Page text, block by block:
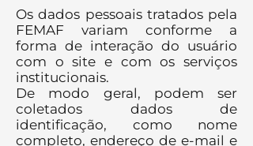
Os dados pessoais tratados pela
FEMAF variam conforme a
forma de interação do usuário
com o site e com os serviços
institucionais.
De modo geral, podem ser
coletados dados de
identificação, como nome
completo, endereço de e-mail e